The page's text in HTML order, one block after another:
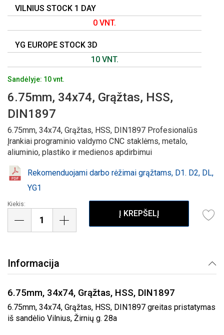
PRADŽIĄ
VILNIUS STOCK 1 DAY
0 VNT.
YG EUROPE STOCK 3D
10 VNT.
Sandėlyje: 10 vnt.
6.75mm, 34x74, Grąžtas, HSS,
DIN1897
6.75mm, 34x74, Grąžtas, HSS, DIN1897 Profesionalūs
Įrankiai programinio valdymo CNC staklėms, metalo,
aliuminio, plastiko ir medienos apdirbimui
Rekomenduojami darbo rėžimai grąžtams, D1. D2, DL,
YG1
Kiekis:
Į KREPŠELĮ
Informacija
6.75mm, 34x74, Grąžtas, HSS, DIN1897
6.75mm, 34x74, Grąžtas, HSS, DIN1897 greitas pristatymas
iš sandėlio Vilnius, Žirnių g. 28a